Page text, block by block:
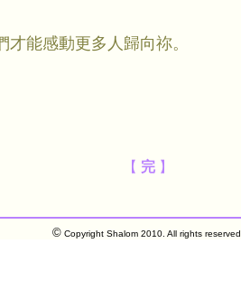
能感動更多人歸向祢。
【 完 】
© Copyright Shalom 2010. All rights reserved.